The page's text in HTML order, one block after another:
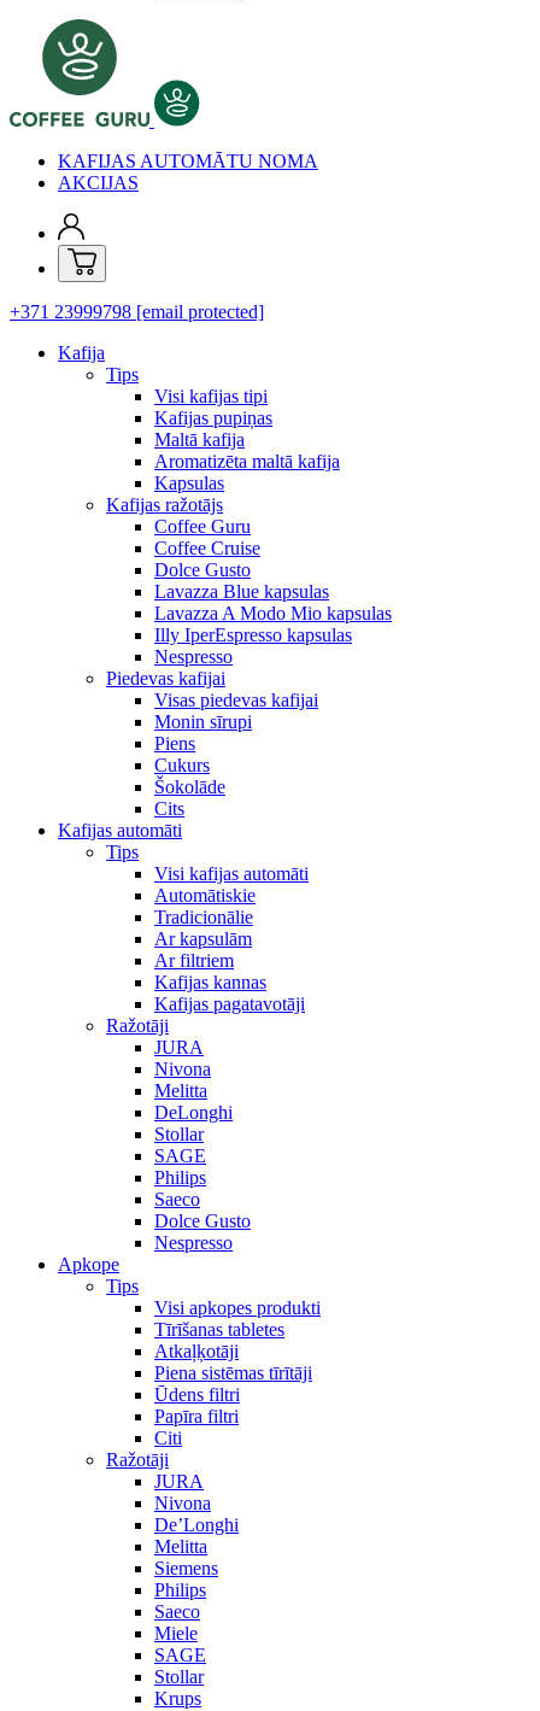
KAFIJAS AUTOMĀTU NOMA
AKCIJAS
+371 23999798 [email protected]
Kafija
Tips
Visi kafijas tipi
Kafijas pupiņas
Maltā kafija
Aromatizēta maltā kafija
Kapsulas
Kafijas ražotājs
Coffee Guru
Coffee Cruise
Dolce Gusto
Lavazza Blue kapsulas
Lavazza A Modo Mio kapsulas
Illy IperEspresso kapsulas
Nespresso
Piedevas kafijai
Visas piedevas kafijai
Monin sīrupi
Piens
Cukurs
Šokolāde
Cits
Kafijas automāti
Tips
Visi kafijas automāti
Automātiskie
Tradicionālie
Ar kapsulām
Ar filtriem
Kafijas kannas
Kafijas pagatavotāji
Ražotāji
JURA
Nivona
Melitta
DeLonghi
Stollar
SAGE
Philips
Saeco
Dolce Gusto
Nespresso
Apkope
Tips
Visi apkopes produkti
Tīrīšanas tabletes
Atkaļķotāji
Piena sistēmas tīrītāji
Ūdens filtri
Papīra filtri
Citi
Ražotāji
JURA
Nivona
De’Longhi
Melitta
Siemens
Philips
Saeco
Miele
SAGE
Stollar
Krups